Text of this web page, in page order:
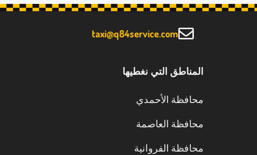
taxi@q84service.com
المناطق التي نغطيها
محافظة الأحمدي
محافظة العاصمة
محافظة الفروانية